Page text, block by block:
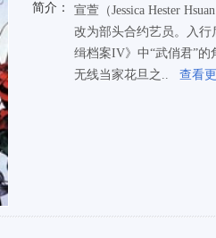
简介：
宣萱（Jessica Hester
改为部头合约艺员。入
缉档案IV》中“武俏君”
无线当家花旦之..
查看